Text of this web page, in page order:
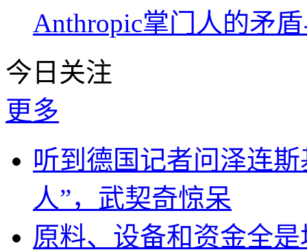
Anthropic掌门人的矛
今日关注
更多
听到德国记者问泽连
人”，武契奇惊呆
原料、设备和资金全